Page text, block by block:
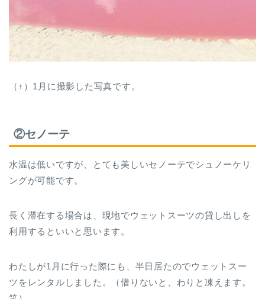
（↑）1月に撮影した写真です。
②セノーテ
水温は低いですが、とても美しいセノーテでシュノーケリ
ングが可能です。
長く滞在する場合は、現地でウェットスーツの貸し出しを
利用するといいと思います。
わたしが1月に行った際にも、半日居たのでウェットスー
ツをレンタルしました。（借りないと、わりと凍えます。